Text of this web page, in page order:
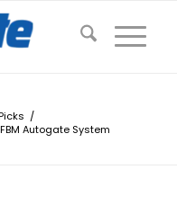
/
Autogate System